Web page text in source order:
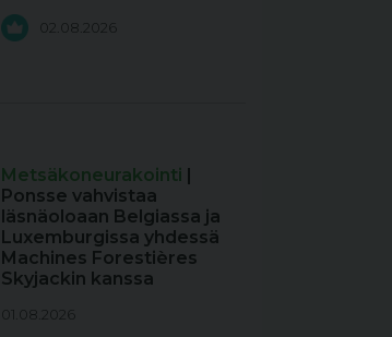
02.08.2026
Metsäkoneurakointi |
Ponsse vahvistaa
läsnäoloaan Belgiassa ja
Luxemburgissa yhdessä
Machines Forestières
Skyjackin kanssa
01.08.2026